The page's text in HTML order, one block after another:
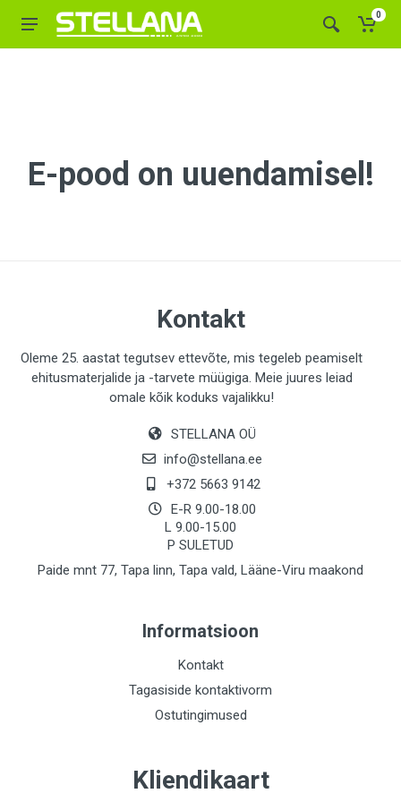
0
E-pood on uuendamisel!
Kontakt
Oleme 25. aastat tegutsev ettevõte, mis tegeleb peamiselt
ehitusmaterjalide ja -tarvete müügiga. Meie juures leiad
omale kõik koduks vajalikku!
STELLANA OÜ
info@stellana.ee
+372 5663 9142
E-R 9.00-18.00
L 9.00-15.00
P SULETUD
Paide mnt 77, Tapa linn, Tapa vald, Lääne-Viru maakond
Informatsioon
Kontakt
Tagasiside kontaktivorm
Ostutingimused
Kliendikaart